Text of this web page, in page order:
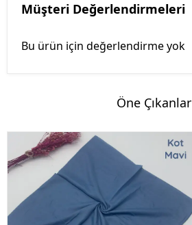
Müşteri Değerlendirmeleri
Bu ürün için değerlendirme yok
Öne Çıkanlar